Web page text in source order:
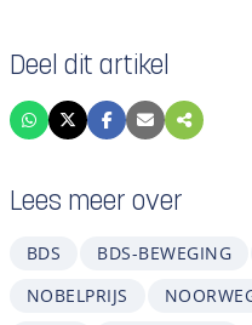
Deel dit artikel
Lees meer over
BDS BDS-BEWEGING
NOBELPRIJS